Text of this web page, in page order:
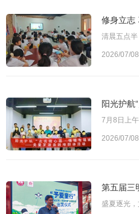
2026/07/08
2026/07/08